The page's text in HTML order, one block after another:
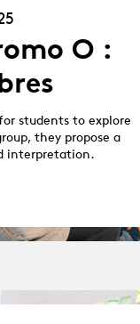
O :
students to explore
they propose a
interpretation.